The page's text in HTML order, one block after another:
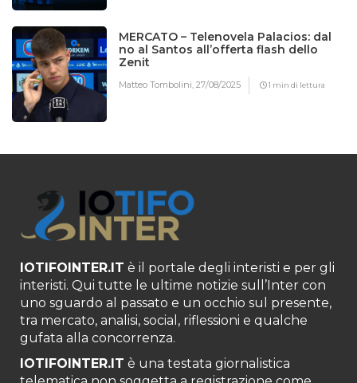
MERCATO – Telenovela Palacios: dal
no al Santos all’offerta flash dello
Zenit
Matteo Tombolini,27/08/2025 1 min di lettura
IOTIFOINTER.IT è il portale degli interisti e per gli
interisti. Qui tutte le ultime notizie sull’Inter con
uno sguardo al passato e un occhio sul presente,
tra mercato, analisi, social, riflessioni e qualche
gufata alla concorrenza.
IOTIFOINTER.IT è una testata giornalistica